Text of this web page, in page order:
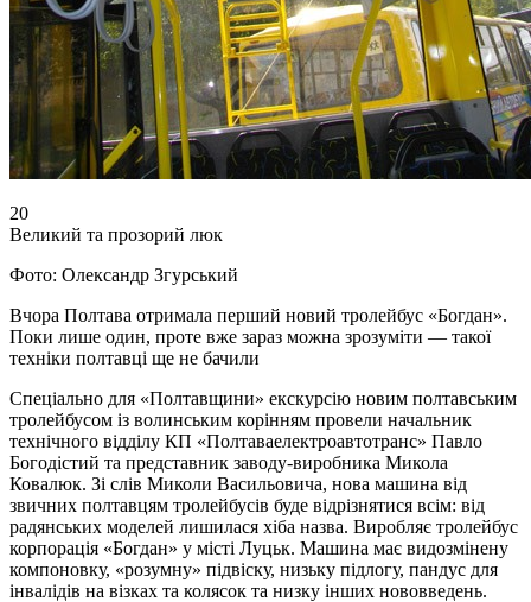
20
Великий та прозорий люк
Фото: Олександр Згурський
Вчора Полтава отримала перший новий тролейбус «Богдан».
Поки лише один, проте вже зараз можна зрозуміти — такої
техніки полтавці ще не бачили
Спеціально для «Полтавщини» екскурсію новим полтавським
тролейбусом із волинським корінням провели начальник
технічного відділу КП «Полтаваелектроавтотранс» Павло
Богодістий та представник заводу-виробника Микола
Ковалюк. Зі слів Миколи Васильовича, нова машина від
звичних полтавцям тролейбусів буде відрізнятися всім: від
радянських моделей лишилася хіба назва. Виробляє тролейбус
корпорація «Богдан» у місті Луцьк. Машина має видозмінену
компоновку, «розумну» підвіску, низьку підлогу, пандус для
інвалідів на візках та колясок та низку інших нововведень.